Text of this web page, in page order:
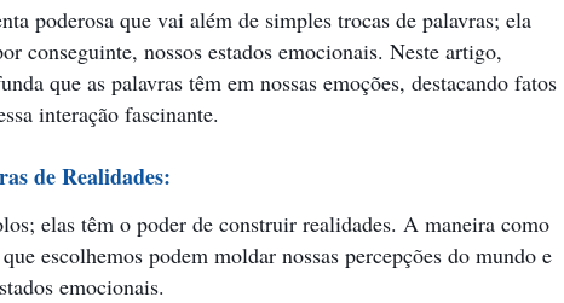
poderosa que vai além de simples trocas de palavras; ela
conseguinte, nossos estados emocionais. Neste artigo,
que as palavras têm em nossas emoções, destacando fatos
interação fascinante.
de Realidades:
elas têm o poder de construir realidades. A maneira como
escolhemos podem moldar nossas percepções do mundo e
emocionais.